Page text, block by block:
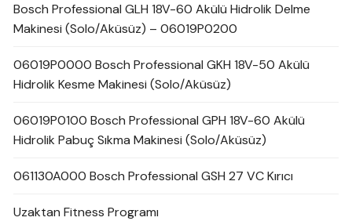
Bosch Professional GLH 18V-60 Akülü Hidrolik Delme
Makinesi (Solo/Aküsüz) – 06019P0200
06019P0000 Bosch Professional GKH 18V-50 Akülü
Hidrolik Kesme Makinesi (Solo/Aküsüz)
06019P0100 Bosch Professional GPH 18V-60 Akülü
Hidrolik Pabuç Sıkma Makinesi (Solo/Aküsüz)
061130A000 Bosch Professional GSH 27 VC Kırıcı
Uzaktan Fitness Programı